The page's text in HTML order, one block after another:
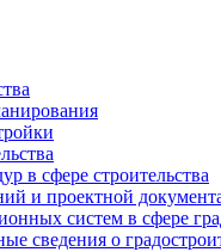
в сфере строительства
и проектной
систем в сфере
сведения о